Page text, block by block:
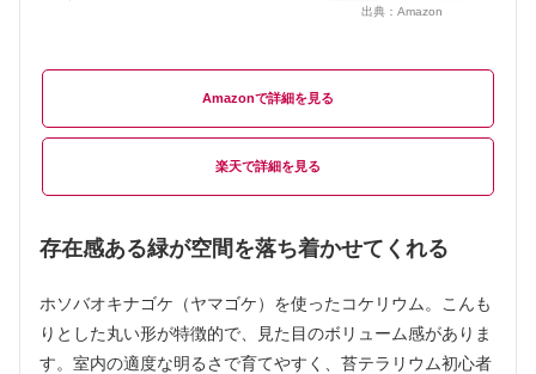
出典： Amazon
Amazon
楽天
存在感ある緑が空間を落ち着かせてくれる
ホソバオキナゴケ（ヤマゴケ）を使ったコケリウム。こんも
りとした丸い形が特徴的で、見た目のボリューム感がありま
す。室内の適度な明るさで育てやすく、苔テラリウム初心者